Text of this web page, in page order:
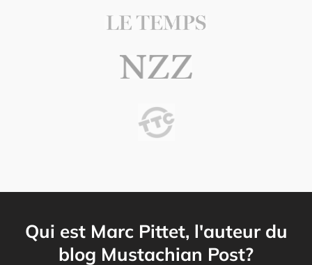
Qui est Marc Pittet, l'auteur du
blog Mustachian Post?